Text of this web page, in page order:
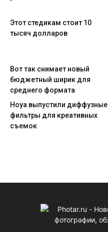
Этот стедикам стоит 10
тысяч долларов
Вот так снимает новый
бюджетный ширик для
среднего формата
Hoya выпустили диффузные
фильтры для креативных
съемок